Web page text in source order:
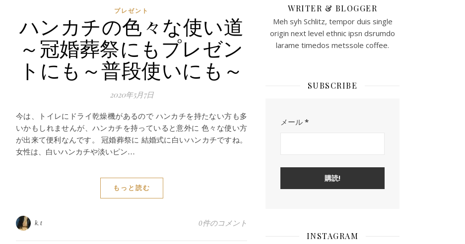
プレゼント
ハンカチの色々な使い道
～冠婚葬祭にもプレゼン
トにも～普段使いにも～
2020年5月7日
今は、トイレにドライ乾燥機があるので ハンカチを持たない方も多
いかもしれませんが、ハンカチを持っていると意外に 色々な使い方
が出来て便利なんです。 冠婚葬祭に 結婚式に白いハンカチですね。
女性は、白いハンカチや淡いピン…
もっと読む
k.t 0件のコメント
WRITER & BLOGGER
Meh syh Schlitz, tempor duis single
origin next level ethnic ipsn dsrumdo
larame timedos metssole coffee.
SUBSCRIBE
メール *
INSTAGRAM